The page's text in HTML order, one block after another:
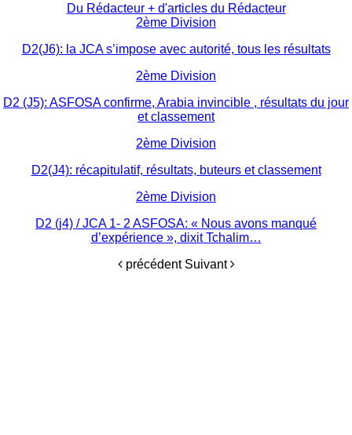
Du Rédacteur + d'articles du Rédacteur
2ème Division
D2(J6): la JCA s’impose avec autorité, tous les résultats
2ème Division
D2 (J5): ASFOSA confirme, Arabia invincible , résultats du jour
et classement
2ème Division
D2(J4): récapitulatif, résultats, buteurs et classement
2ème Division
D2 (j4) / JCA 1- 2 ASFOSA: « Nous avons manqué
d’expérience », dixit Tchalim…
précédent Suivant